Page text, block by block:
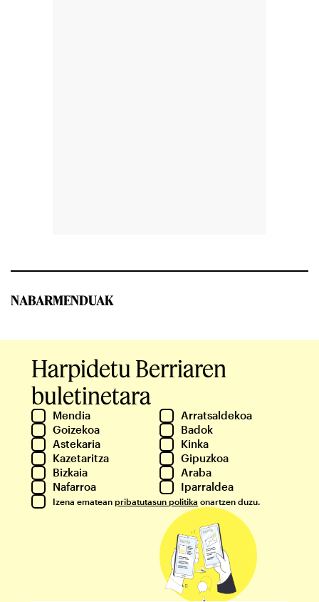
NABARMENDUAK
Harpidetu Berriaren
buletinetara
Mendia
Arratsaldekoa
Goizekoa
Badok
Astekaria
Kinka
Kazetaritza
Gipuzkoa
Bizkaia
Araba
Nafarroa
Iparraldea
Izena ematean pribatutasun politika onartzen duzu.